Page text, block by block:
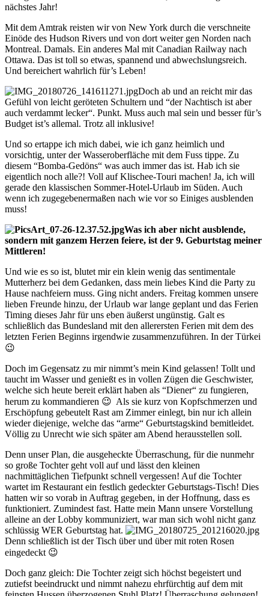
nächstes Jahr!
Mit dem Amtrak reisten wir von New York durch die verschneite
Einöde des Hudson Rivers und von dort weiter gen Norden nach
Montreal. Damals. Ein anderes Mal mit Canadian Railway nach
Ottawa. Das ist toll so etwas, spannend und abwechslungsreich.
Und bereichert wahrlich für’s Leben!
Doch ab und an reicht mir das
Gefühl von leicht geröteten Schultern und “der Nachtisch ist aber
auch verdammt lecker“. Punkt. Muss auch mal sein und besser für’s
Budget ist’s allemal. Trotz all inklusive!
Und so ertappe ich mich dabei, wie ich ganz heimlich und
vorsichtig, unter der Wasseroberfläche mit dem Fuss tippe. Zu
diesem “Bomba-Gedöns“ was auch immer das ist. Hab ich sie
eigentlich noch alle?! Voll auf Klischee-Touri machen! Ja, ich will
gerade den klassischen Sommer-Hotel-Urlaub im Süden. Auch
wenn ich zugegebenermaßen nach wie vor so Einiges ausblenden
muss!
Was ich aber nicht ausblende,
sondern mit ganzem Herzen feiere, ist der 9. Geburtstag meiner
Mittleren!
Und wie es so ist, blutet mir ein klein wenig das sentimentale
Mutterherz bei dem Gedanken, dass mein liebes Kind die Party zu
Hause nachfeiern muss. Ging nicht anders. Freitag kommen unsere
lieben Freunde hinzu, der Urlaub war lange geplant und das Ferien
Timing dieses Jahr für uns eben äußerst ungünstig. Galt es
schließlich das Bundesland mit den allerersten Ferien mit dem des
letzten Ferien Beginns irgendwie zusammenzuführen. In der Türkei
😉
Doch im Gegensatz zu mir nimmt’s mein Kind gelassen! Tollt und
taucht im Wasser und genießt es in vollen Zügen die Geschwister,
welche sich heute bereit erklärt haben als “Diener“ zu fungieren,
herum zu kommandieren 😉 Als sie kurz von Kopfschmerzen und
Erschöpfung gebeutelt Rast am Zimmer einlegt, bin nur ich allein
wieder diejenige, welche das “arme“ Geburtstagskind bemitleidet.
Völlig zu Unrecht wie sich später am Abend herausstellen soll.
Denn unser Plan, die ausgeheckte Überraschung, für die nunmehr
so große Tochter geht voll auf und lässt den kleinen
nachmittäglichen Tiefpunkt schnell vergessen! Auf die Tochter
wartet im Restaurant ein festlich gedeckter Geburtstags-Tisch! Dies
hatten wir so vorab in Auftrag gegeben, in der Hoffnung, dass es
funktioniert. Zumindest fast. Hatte mein Mann unsere Vorstellung
alleine an der Lobby kommuniziert, war man sich wohl nicht ganz
schlüssig WER Geburtstag hat.
Denn schließlich ist der Tisch über und über mit roten Rosen
eingedeckt 😉
Doch ganz gleich: Die Tochter zeigt sich höchst begeistert und
zutiefst beeindruckt und nimmt nahezu ehrfürchtig auf dem mit